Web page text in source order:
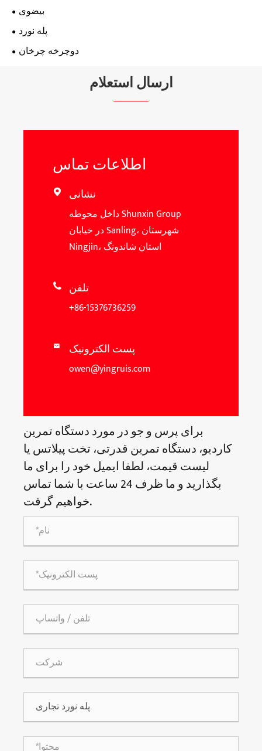
بیضوی
پله نورد
دوچرخه چرخان
ارسال استعلام
اطلاعات تماس
 نشانی
داخل محوطه Shunxin Group
در خیابان Sanling، شهرستان
Ningjin، استان شاندونگ
 تلفن
+86-15376736259
 پست الکترونیک
owen@yingruis.com
برای پرس و جو در مورد دستگاه تمرین
کاردیو، دستگاه تمرین قدرتی، تخت پیلاتس یا
لیست قیمت، لطفا ایمیل خود را برای ما
بگذارید و ما ظرف 24 ساعت با شما تماس
خواهیم گرفت.